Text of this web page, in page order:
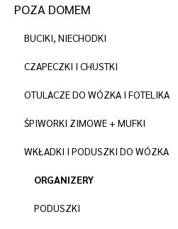
POZA DOMEM
BUCIKI, NIECHODKI
CZAPECZKI I CHUSTKI
OTULACZE DO WÓZKA I FOTELIKA
ŚPIWORKI ZIMOWE + MUFKI
WKŁADKI I PODUSZKI DO WÓZKA
ORGANIZERY
PODUSZKI